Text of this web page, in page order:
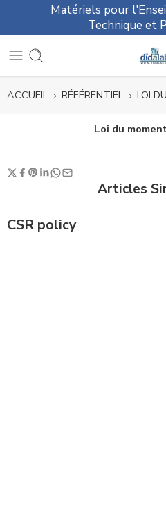
Matériels pour
Technique et
ACCUEIL RÉFÉRENTIEL LOI
Loi du
Articles
CSR policy